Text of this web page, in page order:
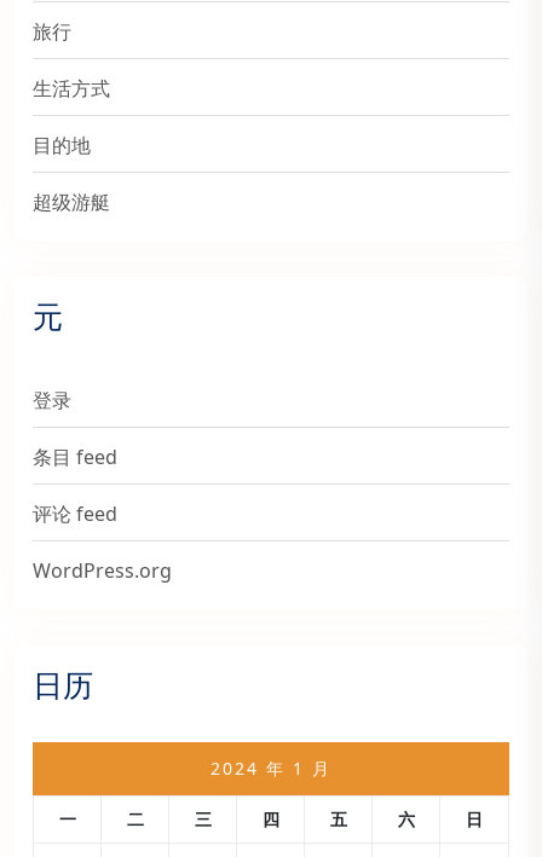
旅行
生活方式
目的地
超级游艇
元
登录
条目 feed
评论 feed
WordPress.org
日历
2024 年 1 月
一 二 三 四 五 六 日